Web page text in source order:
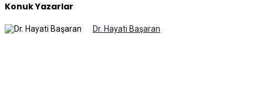
Konuk Yazarlar
Dr. Hayati Başaran